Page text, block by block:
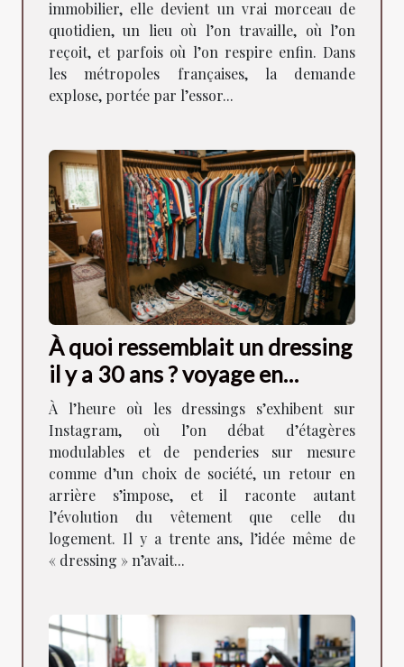
immobilier, elle devient un vrai morceau de
quotidien, un lieu où l’on travaille, où l’on
reçoit, et parfois où l’on respire enfin. Dans
les métropoles françaises, la demande
explose, portée par l’essor...
À quoi ressemblait un dressing
il y a 30 ans ? voyage en
images
À l’heure où les dressings s’exhibent sur
Instagram, où l’on débat d’étagères
modulables et de penderies sur mesure
comme d’un choix de société, un retour en
arrière s’impose, et il raconte autant
l’évolution du vêtement que celle du
logement. Il y a trente ans, l’idée même de
« dressing » n’avait...